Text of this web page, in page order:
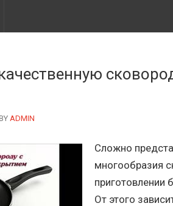
AUTHOR
ADMIN
Сложно
многообразия
приготовлении
От этого